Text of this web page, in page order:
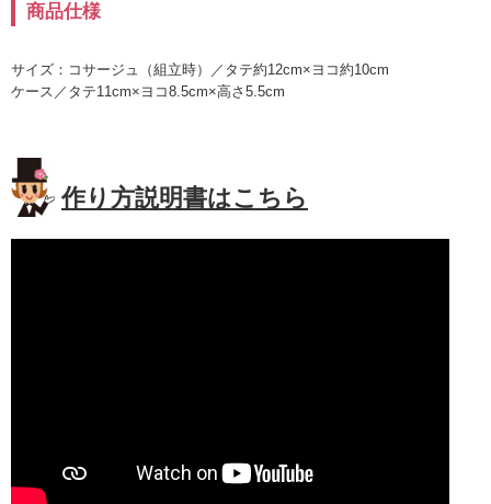
商品仕様
サイズ：コサージュ（組立時）／タテ約12cm×ヨコ約10cm
ケース／タテ11cm×ヨコ8.5cm×高さ5.5cm
作り方説明書はこちら